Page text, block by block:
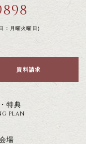
：月曜火曜日)
資料請求
特典
PLAN
場